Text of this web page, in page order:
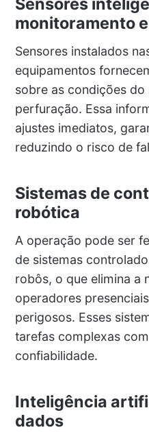
monitoramento
Sensores instalados
equipamentos
sobre as condições
perfuração. Essa
ajustes imediatos,
reduzindo o risco de
Sistemas de
robótica
A operação pode ser
de sistemas
robôs, o que elimina a
operadores
perigosos. Esses
tarefas complexas
confiabilidade.
Inteligência
dados